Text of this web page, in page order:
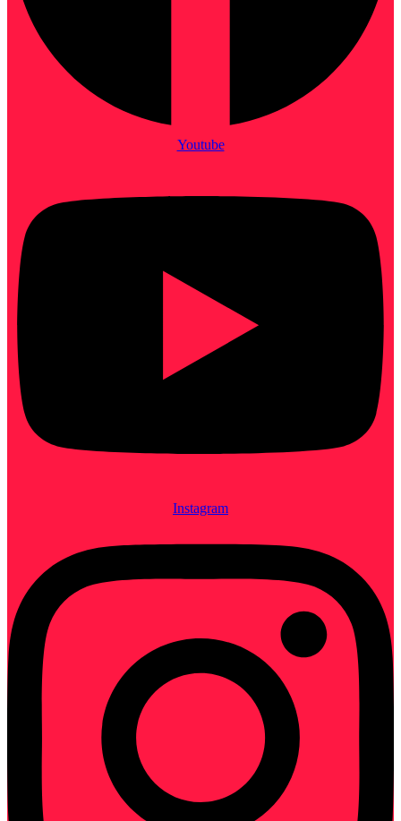
Youtube
Instagram